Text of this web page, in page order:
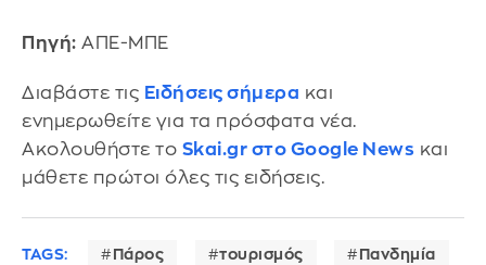
Πηγή: ΑΠΕ-ΜΠΕ
Διαβάστε τις Ειδήσεις σήμερα και
ενημερωθείτε για τα πρόσφατα νέα.
Ακολουθήστε το Skai.gr στο Google News και
μάθετε πρώτοι όλες τις ειδήσεις.
TAGS: Πάρος τουρισμός Πανδημία